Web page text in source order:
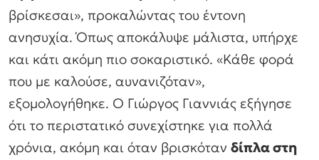
βρίσκεσαι», προκαλώντας του έντονη
ανησυχία. Όπως αποκάλυψε μάλιστα, υπήρχε
και κάτι ακόμη πιο σοκαριστικό. «Κάθε φορά
που με καλούσε, αυνανιζόταν»,
εξομολογήθηκε. Ο Γιώργος Γιαννιάς εξήγησε
ότι το περιστατικό συνεχίστηκε για πολλά
χρόνια, ακόμη και όταν βρισκόταν δίπλα στη